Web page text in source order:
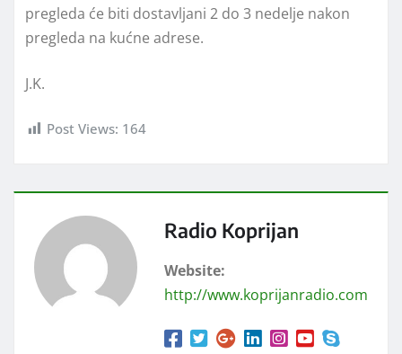
pregleda će biti dostavljani 2 do 3 nedelje nakon
pregleda na kućne adrese.
J.K.
Post Views: 164
Radio Koprijan
Website:
http://www.koprijanradio.com